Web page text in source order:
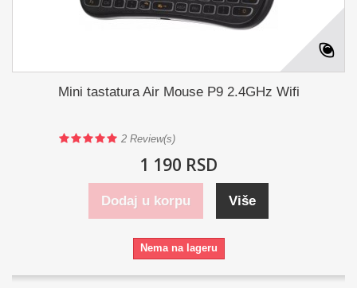
Mini tastatura Air Mouse P9 2.4GHz Wifi
2 Review(s)
1 190 RSD
Dodaj u korpu Više
Nema na lageru